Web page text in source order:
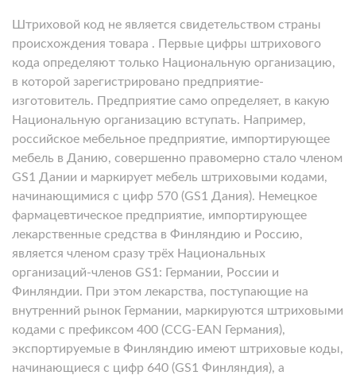
Штриховой код не является свидетельством страны
происхождения товара . Первые цифры штрихового
кода определяют только Национальную организацию,
в которой зарегистрировано предприятие-
изготовитель. Предприятие само определяет, в какую
Национальную организацию вступать. Например,
российское мебельное предприятие, импортирующее
мебель в Данию, совершенно правомерно стало членом
GS1 Дании и маркирует мебель штриховыми кодами,
начинающимися с цифр 570 (GS1 Дания). Немецкое
фармацевтическое предприятие, импортирующее
лекарственные средства в Финляндию и Россию,
является членом сразу трёх Национальных
организаций-членов GS1: Германии, России и
Финляндии. При этом лекарства, поступающие на
внутренний рынок Германии, маркируются штриховыми
кодами с префиксом 400 (CCG-EAN Германия),
экспортируемые в Финляндию имеют штриховые коды,
начинающиеся с цифр 640 (GS1 Финляндия), а